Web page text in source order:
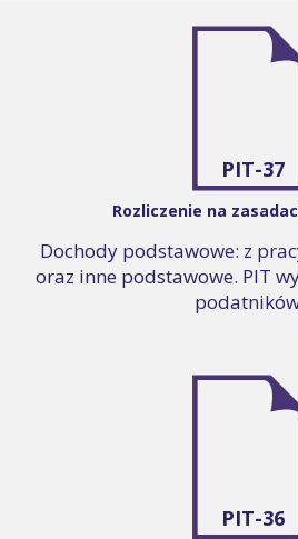
PIT-37
Rozliczenie na
Dochody podstawowe: z
oraz inne podstawowe. PIT
PIT-36